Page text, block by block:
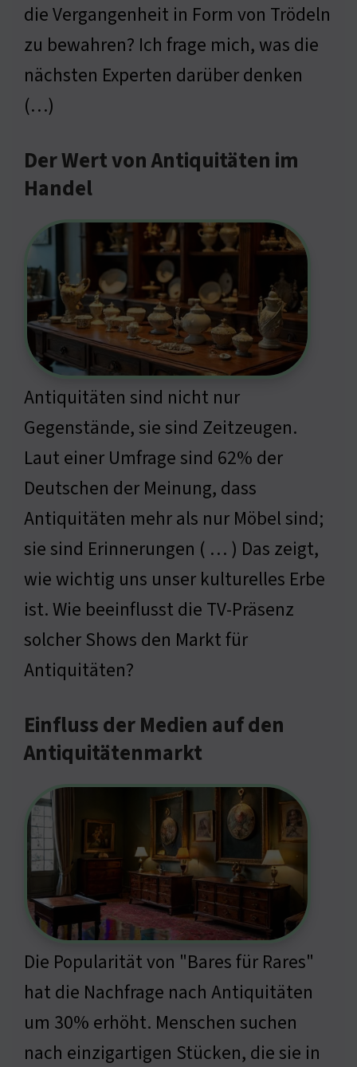
die Vergangenheit in Form von Trödeln
zu bewahren? Ich frage mich, was die
nächsten Experten darüber denken
(…)
Der Wert von Antiquitäten im
Handel
Antiquitäten sind nicht nur
Gegenstände, sie sind Zeitzeugen.
Laut einer Umfrage sind 62% der
Deutschen der Meinung, dass
Antiquitäten mehr als nur Möbel sind;
sie sind Erinnerungen ( … ) Das zeigt,
wie wichtig uns unser kulturelles Erbe
ist. Wie beeinflusst die TV-Präsenz
solcher Shows den Markt für
Antiquitäten?
Einfluss der Medien auf den
Antiquitätenmarkt
Die Popularität von "Bares für Rares"
hat die Nachfrage nach Antiquitäten
um 30% erhöht. Menschen suchen
nach einzigartigen Stücken, die sie in